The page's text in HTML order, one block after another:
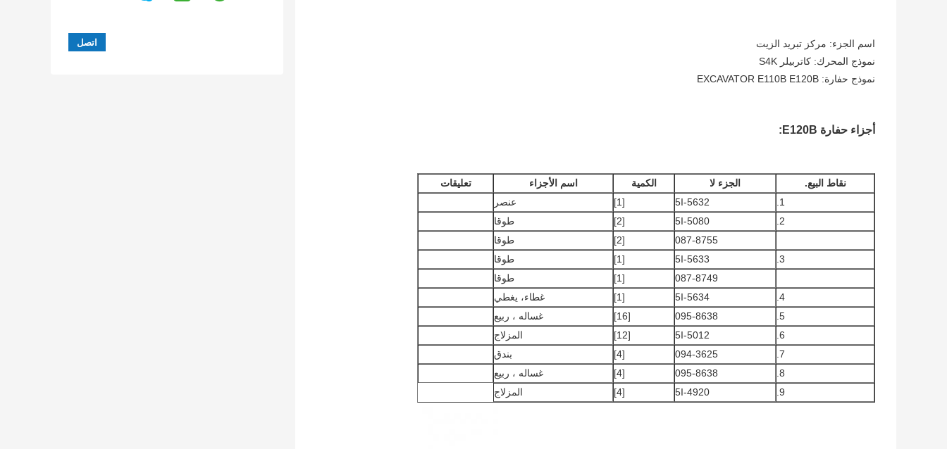
اسم الجزء: مركز تبريد الزيت
نموذج المحرك: كاتربيلر S4K
نموذج حفارة: EXCAVATOR E110B E120B
أجزاء حفارة E120B:
نقاط البيع. الجزء لا الكمية اسم الأجزاء
تعليقات
1.
5I-5632
[1]
عنصر
2.
5I-5080
[2]
طوقا
087-8755
[2]
طوقا
3.
5I-5633
[1]
طوقا
087-8749
[1]
طوقا
4.
5I-5634
[1]
غطاء، يغطي
5.
095-8638
[16]
غساله ، ربيع
6.
5I-5012
[12]
المزلاج
7.
094-3625
[4]
بندق
8.
095-8638
[4]
غساله ، ربيع
9.
5I-4920
[4] المزلاج